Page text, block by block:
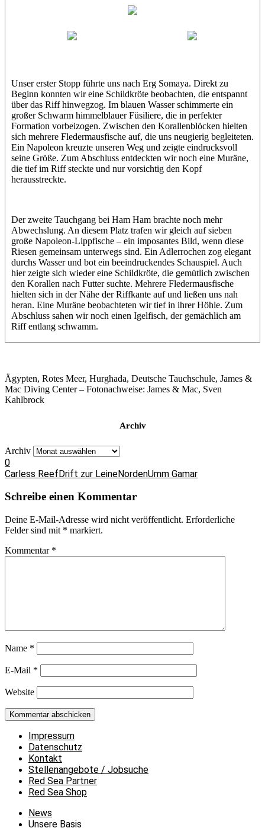
Unser erster Stopp führte uns nach Erg Somaya. Direkt zu
Beginn konnten wir eine Schildkröte beobachten, die entspannt
über das Riff hinwegzog. Im blauen Wasser schimmerte ein
großer Schwarm himmelblauer Füsiliere, die in perfekter
Formation vorbeizogen. Zwischen den Korallenblöcken hielten
sich mehrere Fledermausfische auf, die uns neugierig begleiteten.
Ein Napoleon kreuzte unseren Weg und zeigte eindrucksvoll
seine Größe. Zum Abschluss entdeckten wir noch eine Muräne,
die tief im Riff steckte und nur vorsichtig den Kopf
herausstreckte.
Der zweite Tauchgang bei Ham Ham brachte noch mehr
Abwechslung. An diesem Platz trafen wir gleich auf sieben
große Napoleon-Lippfische – ein imposantes Bild, wenn diese
Riesen gemeinsam unterwegs sind. Ein Adlerrochen zog elegant
durchs Wasser und bot ein beeindruckendes Schauspiel. Auch
hier zeigte sich wieder eine Schildkröte, die gemütlich zwischen
den Korallen nach Futter suchte. Mehrere Fledermausfische
hielten sich in der Nähe der Riffkante auf und ließen uns nah
heran. Eine Muräne beobachteten wir tief in ihrer Höhle. Zum
Abschluss sahen wir noch einen Igelfisch, der gemächlich am
Riff entlang schwamm.
Ägypten, Rotes Meer, Hurghada, Deutsche Tauchschule, James &
Mac Diving Center – Fotonachweise: James & Mac, Sven
Kahlbrock
Archiv
Archiv
0
Carless ReefDrift zur LeineNordenUmm Gamar
Schreibe einen Kommentar
Deine E-Mail-Adresse wird nicht veröffentlicht. Erforderliche
Felder sind mit * markiert.
Kommentar *
Name *
E-Mail *
Website
Impressum
Datenschutz
Kontakt
Stellenangebote / Jobsuche
Red Sea Partner
Red Sea Shop
News
Unsere Basis